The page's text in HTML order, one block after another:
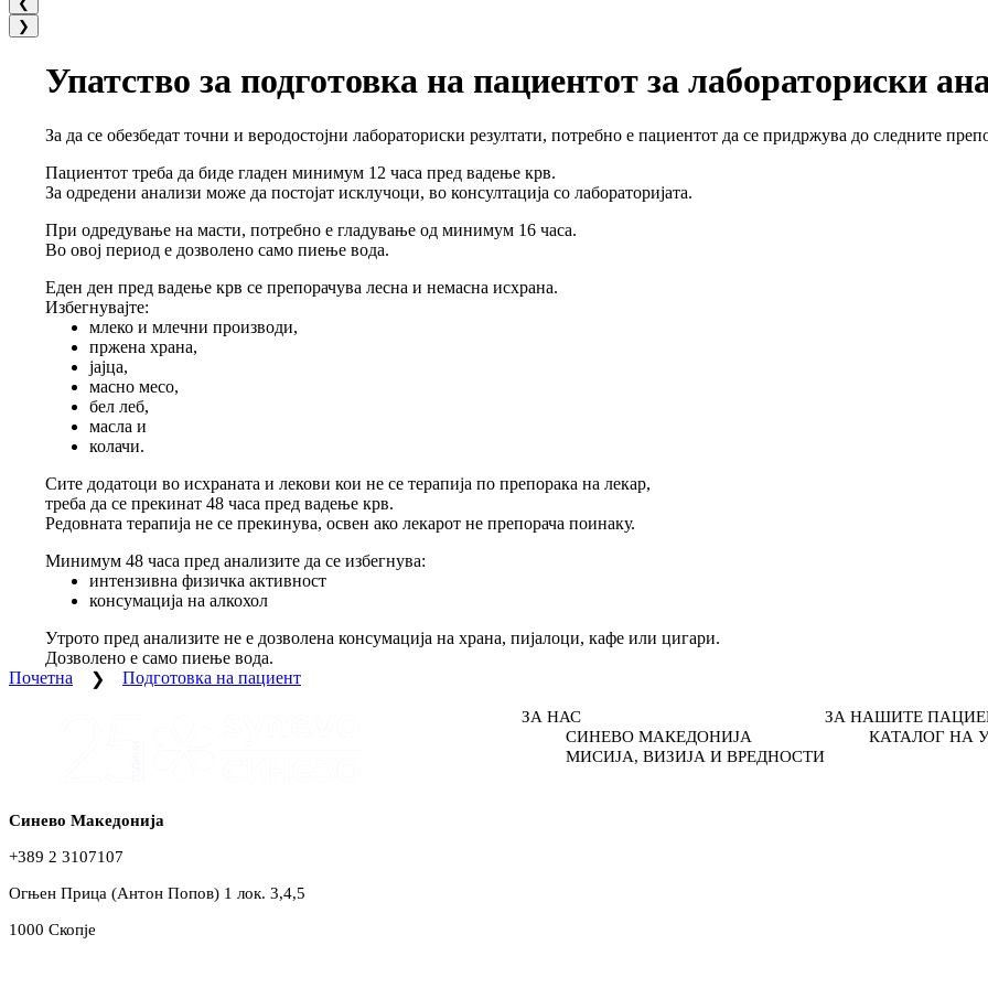
❯
Упатство за подготовка на пациентот за лабораториски
За да се обезбедат точни и веродостојни лабораториски резултати, потребно е пациентот да се придржува до следните
Пациентот треба да биде гладен минимум 12 часа пред вадење крв.
За одредени анализи може да постојат исклучоци, во консултација со лабораторијата.
При одредување на масти, потребно е гладување од минимум 16 часа.
Во овој период е дозволено само пиење вода.
Еден ден пред вадење крв се препорачува лесна и немасна исхрана.
Избегнувајте:
млеко и млечни производи,
пржена храна,
јајца,
масно месо,
бел леб,
масла и
колачи.
Сите додатоци во исхраната и лекови кои не се терапија по препорака на лекар,
треба да се прекинат 48 часа пред вадење крв.
Редовната терапија не се прекинува, освен ако лекарот не препорача поинаку.
Минимум 48 часа пред анализите да се избегнува:
интензивна физичка активност
консумација на алкохол
Утрото пред анализите не е дозволена консумација на храна, пијалоци, кафе или цигари.
Дозволено е само пиење вода.
Почетна
Подготовка на пациент
Синево Македонија
+389 2 3107107
Огњен Прица (Антон Попов) 1 лок. 3,4,5
1000 Скопје
ЗА НАС
СИНЕВО МАКЕДОНИЈА
МИСИЈА, ВИЗИЈА И ВРЕДНОСТИ
ЗА НАШИТЕ
КАТАЛОГ НА